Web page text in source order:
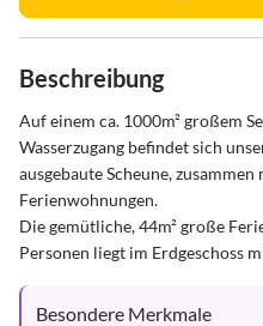
Beschreibung
Auf einem ca. 1000m² großem
Wasserzugang befindet sich
ausgebaute Scheune,
Ferienwohnungen.
Die gemütliche, 44m² große
Personen liegt im Erdgeschoss
Besondere Merkmale